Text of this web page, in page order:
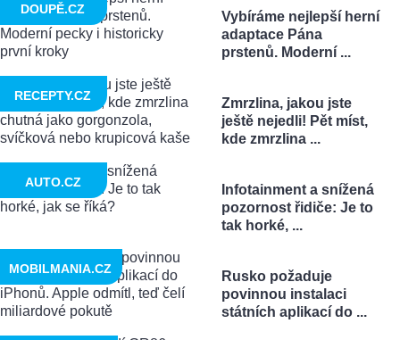
Vybíráme nejlepší herní
adaptace Pána
prstenů. Moderní ...
DOUPĚ.CZ
Zmrzlina, jakou jste
ještě nejedli! Pět míst,
kde zmrzlina ...
RECEPTY.CZ
Infotainment a snížená
pozornost řidiče: Je to
tak horké, ...
AUTO.CZ
Rusko požaduje
povinnou instalaci
státních aplikací do ...
MOBILMANIA.CZ